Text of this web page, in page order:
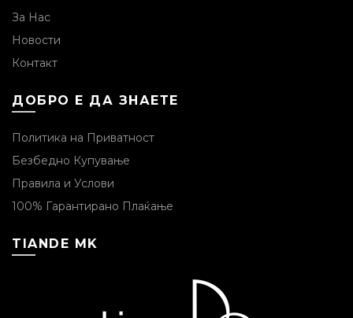
За Нас
Новости
Контакт
ДОБРО Е ДА ЗНАЕТЕ
Политика на Приватност
Безбедно Купување
Правила и Услови
100% Гарантирано Плаќање
TIANDE MK